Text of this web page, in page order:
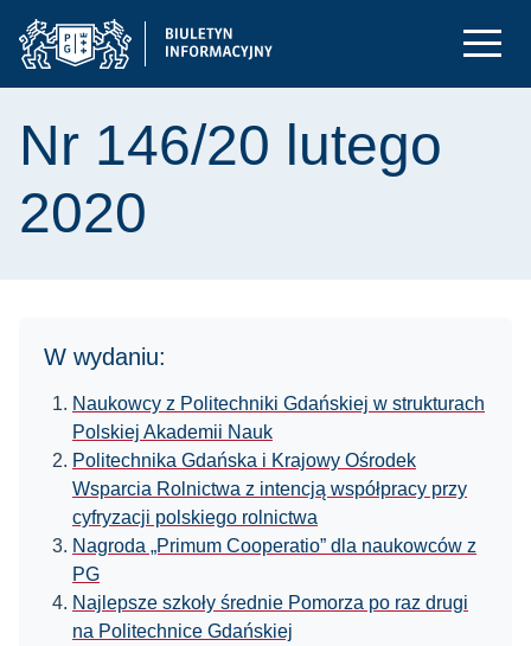
Nr 146/20 lutego
2020
W wydaniu:
Naukowcy z Politechniki Gdańskiej w strukturach
Polskiej Akademii Nauk
Politechnika Gdańska i Krajowy Ośrodek
Wsparcia Rolnictwa z intencją współpracy przy
cyfryzacji polskiego rolnictwa
Nagroda „Primum Cooperatio” dla naukowców z
PG
Najlepsze szkoły średnie Pomorza po raz drugi
na Politechnice Gdańskiej